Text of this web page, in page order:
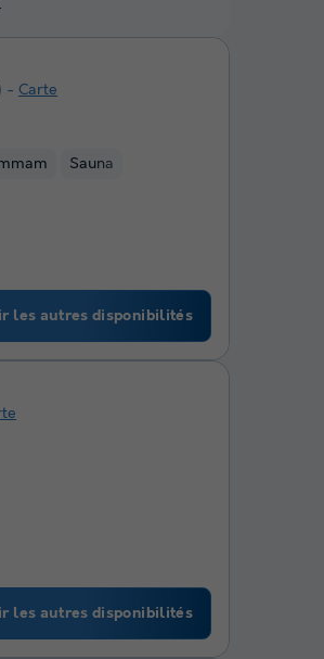
Carte
Sauna
les autres disponibilités
les autres disponibilités